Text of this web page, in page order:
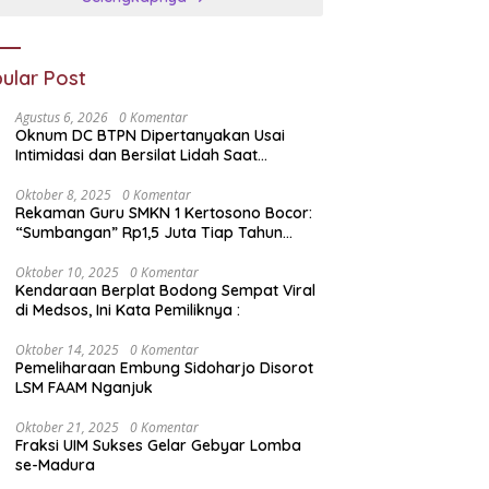
Post
Agustus 6, 2026 0 Komentar
Oknum DC BTPN Dipertanyakan Usai
Intimidasi dan Bersilat Lidah Saat
Hutang di Indonesia
Oktober 8, 2025 0 Komentar
Rekaman Guru SMKN 1 Kertosono Bocor:
“Sumbangan” Rp1,5 Juta Tiap Tahun
Pungli di Jatim Dipertanyakan
Oktober 10, 2025 0 Komentar
Kendaraan Berplat Bodong Sempat Viral
di Medsos, Ini Kata Pemiliknya :
Oktober 14, 2025 0 Komentar
Pemeliharaan Embung Sidoharjo Disorot
LSM FAAM Nganjuk
Oktober 21, 2025 0 Komentar
Fraksi UIM Sukses Gelar Gebyar Lomba
se-Madura